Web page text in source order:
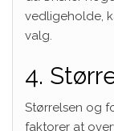
vedligeholde,
valg.
4.
Størrelsen og
faktorer at